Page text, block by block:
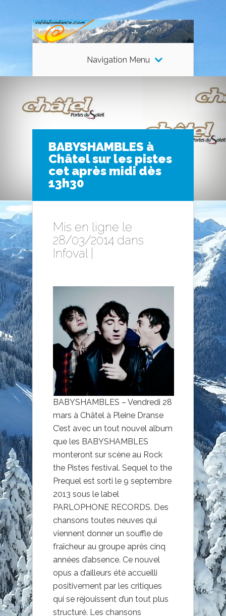
Navigation Menu
BABYSHAMBLES à
Châtel sur les pistes
cet après midi dès
13h30
Mis en ligne le
28/03/2014 dans
Infoval
BABYSHAMBLES – Vendredi 28
mars à Châtel à Pleine Dranse
C’est avec un tout nouvel album
que les BABYSHAMBLES
monteront sur scène au Rock
the Pistes festival. Sequel to the
Prequel est sorti le 9 septembre
2013 sous le label
PARLOPHONE RECORDS. Des
chansons toutes neuves qui
viennent donner un souffle de
fraîcheur au groupe après cinq
années d’absence. Ce nouvel
opus a d’ailleurs été accueilli
positivement par les critiques
qui se réjouissent d’un tout plus
structuré. Les chansons